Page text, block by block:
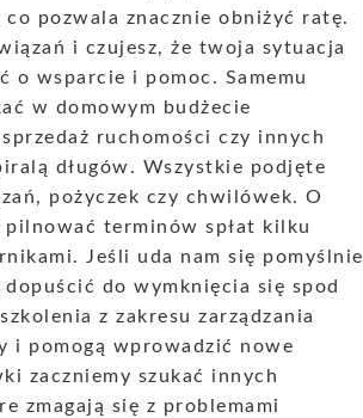
co pozwala znacznie obniżyć ratę.
i czujesz, że twoja sytuacja
o wsparcie i pomoc. Samemu
w domowym budżecie
ruchomości czy innych
długów. Wszystkie podjęte
pożyczek czy chwilówek. O
terminów spłat kilku
Jeśli uda nam się pomyślnie
do wymknięcia się spod
z zakresu zarządzania
i pomogą wprowadzić nowe
zaczniemy szukać innych
zmagają się z problemami